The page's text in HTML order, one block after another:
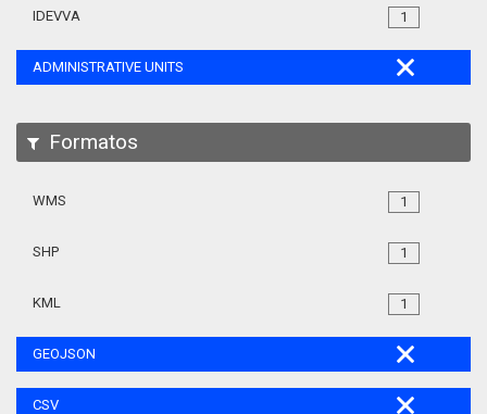
1
IDEVVA
ADMINISTRATIVE UNITS
Formatos
1
WMS
1
SHP
1
KML
GEOJSON
CSV